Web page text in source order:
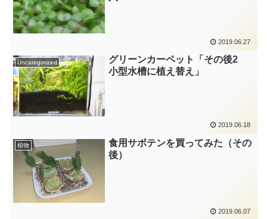
2019.06.27
Uncategorized
グリーンカーペット「その後2
小型水槽に植え替え」
2019.06.18
植物
食用サボテンを買ってみた（その
後）
2019.06.07